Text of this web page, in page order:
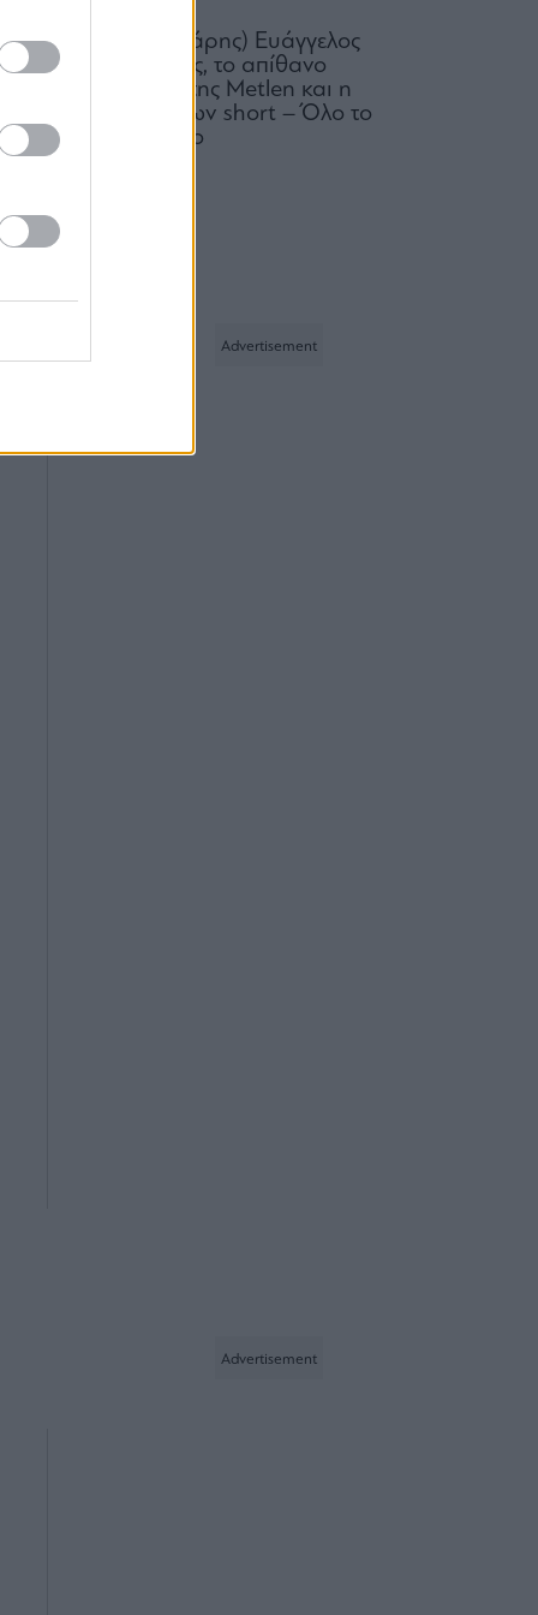
Ο (πεισματάρης) Ευάγγελος
Μυτιληναίος, το απίθανο
comeback της Μetlen και η
συντριβή των short – Όλο το
παρασκήνιο